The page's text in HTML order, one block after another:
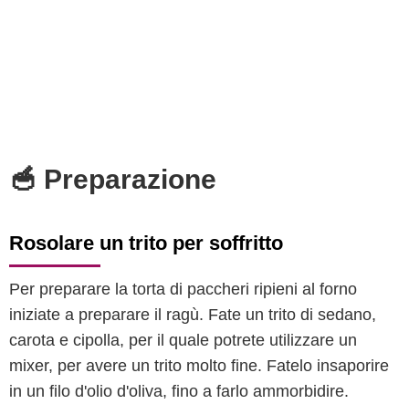
🥣 Preparazione
Rosolare un trito per soffritto
Per preparare la torta di paccheri ripieni al forno
iniziate a preparare il ragù. Fate un trito di sedano,
carota e cipolla, per il quale potrete utilizzare un
mixer, per avere un trito molto fine. Fatelo insaporire
in un filo d'olio d'oliva, fino a farlo ammorbidire.